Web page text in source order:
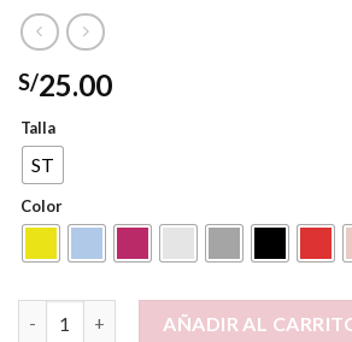
S/25.00
Talla
ST
Color
Capa Viscosa cantidadAÑADIR AL